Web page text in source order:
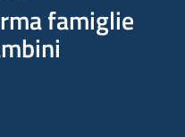
famiglie